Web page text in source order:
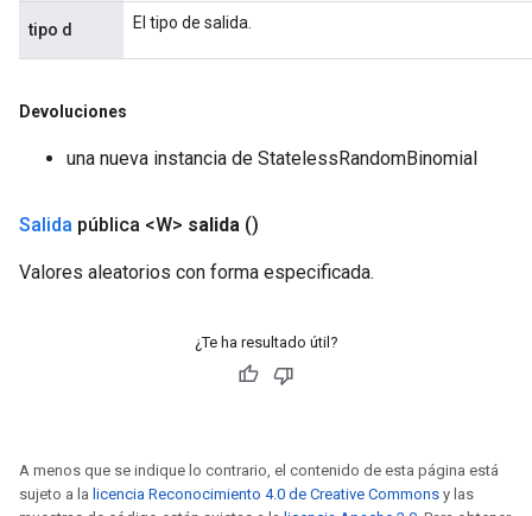
tipo d El tipo de salida.
Devoluciones
una nueva instancia de StatelessRandomBinomial
Salida pública <W> salida ()
Valores aleatorios con forma especificada.
¿Te ha resultado útil?
A menos que se indique lo contrario, el contenido de esta página está
sujeto a la licencia Reconocimiento 4.0 de Creative Commons y las